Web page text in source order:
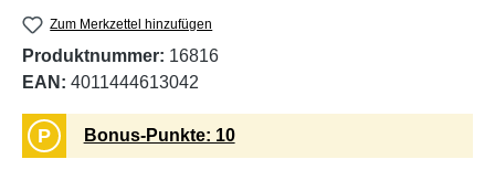
Zum Merkzettel hinzufügen
Produktnummer: 16816
EAN: 4011444613042
P Bonus-Punkte: 10